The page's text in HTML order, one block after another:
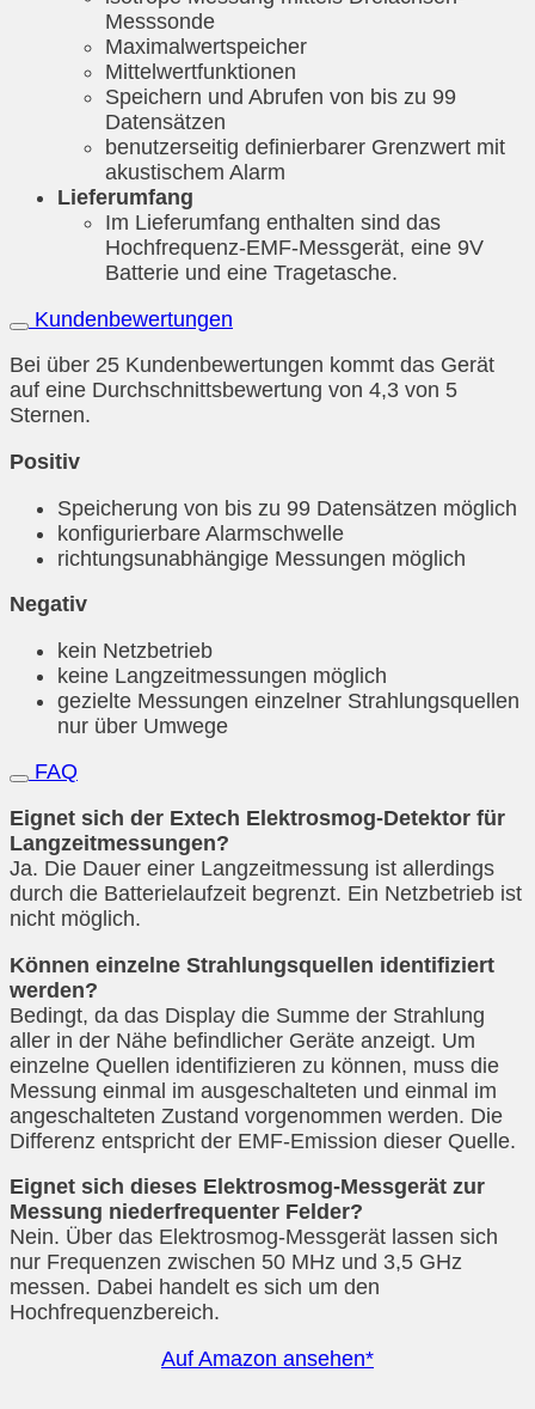
Messsonde
Maximalwertspeicher
Mittelwertfunktionen
Speichern und Abrufen von bis zu 99
Datensätzen
benutzerseitig definierbarer Grenzwert mit
akustischem Alarm
Lieferumfang
Im Lieferumfang enthalten sind das
Hochfrequenz-EMF-Messgerät, eine 9V
Batterie und eine Tragetasche.
Kundenbewertungen
Bei über 25 Kundenbewertungen kommt das Gerät
auf eine Durchschnittsbewertung von 4,3 von 5
Sternen.
Positiv
Speicherung von bis zu 99 Datensätzen möglich
konfigurierbare Alarmschwelle
richtungsunabhängige Messungen möglich
Negativ
kein Netzbetrieb
keine Langzeitmessungen möglich
gezielte Messungen einzelner Strahlungsquellen
nur über Umwege
FAQ
Eignet sich der Extech Elektrosmog-Detektor für
Langzeitmessungen?
Ja. Die Dauer einer Langzeitmessung ist allerdings
durch die Batterielaufzeit begrenzt. Ein Netzbetrieb ist
nicht möglich.
Können einzelne Strahlungsquellen identifiziert
werden?
Bedingt, da das Display die Summe der Strahlung
aller in der Nähe befindlicher Geräte anzeigt. Um
einzelne Quellen identifizieren zu können, muss die
Messung einmal im ausgeschalteten und einmal im
angeschalteten Zustand vorgenommen werden. Die
Differenz entspricht der EMF-Emission dieser Quelle.
Eignet sich dieses Elektrosmog-Messgerät zur
Messung niederfrequenter Felder?
Nein. Über das Elektrosmog-Messgerät lassen sich
nur Frequenzen zwischen 50 MHz und 3,5 GHz
messen. Dabei handelt es sich um den
Hochfrequenzbereich.
Auf Amazon ansehen*